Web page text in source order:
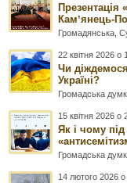
Презентація
Камʼянець-
Громадянська ,
22 квітня 2026 о
Чи
Україні?
Громадська
15 квітня 2026 о
Як і чому
Громадська
14 лютого 2026